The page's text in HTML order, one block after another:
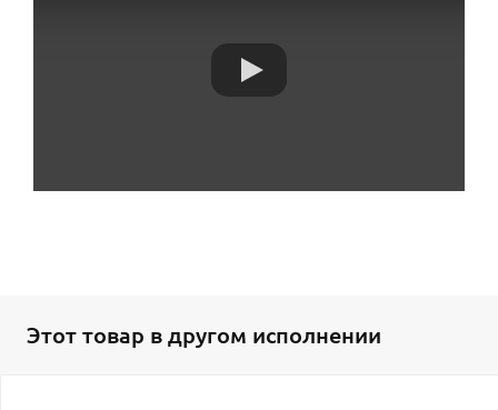
Этот товар в другом исполнении